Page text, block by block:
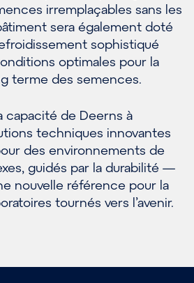
irremplaçables sans les
sera également doté
sophistiqué
optimales pour la
terme des semences.
capacité de Deerns à
techniques innovantes
des environnements de
guidés par la durabilité —
nouvelle référence pour la
tournés vers l’avenir.